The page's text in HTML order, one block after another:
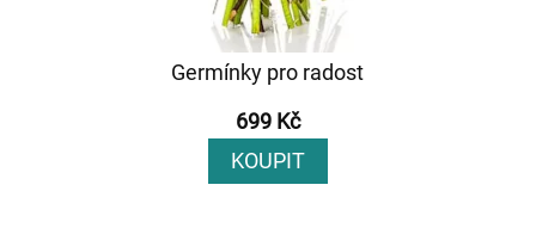
Germínky pro radost
699 Kč
KOUPIT